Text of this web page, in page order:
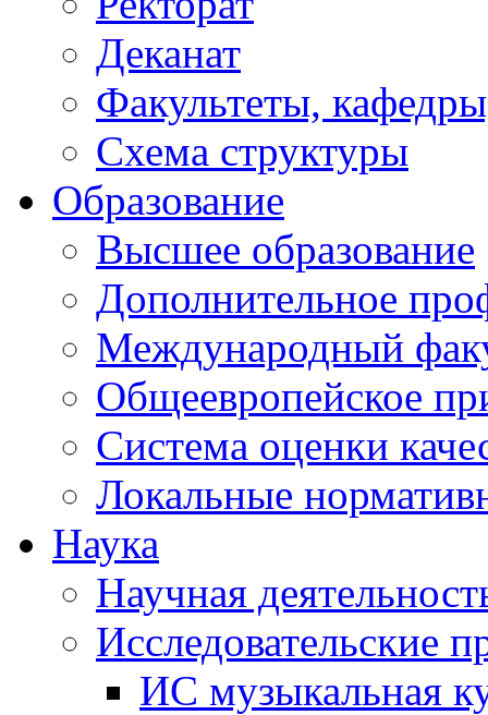
Деканат
Факультеты,
Схема структуры
Образование
Высшее образование
Дополнительное
Международный
Общеевропейское
Система оценки
Локальные
Наука
Научная
Исследовательские
ИС музыкальная